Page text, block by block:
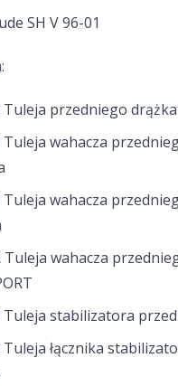
SH V 96-01
Tuleja przedniego drążka
Tuleja wahacza
Tuleja wahacza
Tuleja wahacza
Tuleja stabilizatora
Tuleja łącznika